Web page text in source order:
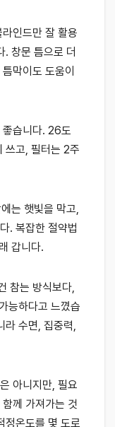
인드만 잘 활용
. 창문 틈으로 더
막이도 도움이
좋습니다. 26도
쓰고, 필터는 2주
는 햇빛을 막고,
. 복잡한 절약법
갑니다.
참는 방식보다,
능하다고 느꼈습
수면, 집중력,
아니지만, 필요
께 가져가는 것
정온도를 몇 도로